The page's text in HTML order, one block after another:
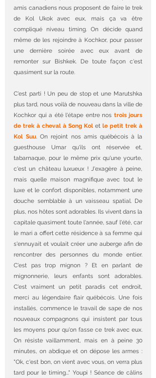
amis canadiens nous proposent de faire le trek
de Kol Ukok avec eux, mais ça va être
compliqué niveau timing. On décide quand
même de les rejoindre à Kochkor, pour passer
une dernière soirée avec eux avant de
remonter sur Bishkek. De toute façon c'est
quasiment sur la route.
C'est parti ! Un peu de stop et une Marutshka
plus tard, nous voilà de nouveau dans la ville de
Kochkor qui a été l'étape entre nos trois jours
de trek à cheval à Song Kol et le petit trek à
Kol Suu. On rejoint nos amis québécois à la
guesthouse Umar qu'ils ont réservée et,
tabarnaque, pour le même prix qu'une yourte,
c'est un château luxueux ! J'exagère à peine,
mais quelle maison magnifique avec tout le
luxe et le confort disponibles, notamment une
douche semblable à un vaisseau spatial. De
plus, nos hôtes sont adorables. Ils vivent dans la
capitale quasiment toute l'année, sauf l'été, car
le mari a offert cette résidence à sa femme qui
s'ennuyait et voulait créer une auberge afin de
rencontrer des personnes du monde entier.
C'est pas trop mignon ? Et en parlant de
mignonnerie, leurs enfants sont adorables.
C'est vraiment un petit paradis cet endroit,
merci au légendaire flair québécois. Une fois
installés, commence le travail de sape de nos
nouveaux compagnons qui insistent par tous
les moyens pour qu'on fasse ce trek avec eux.
On résiste vaillamment, mais en à peine 30
minutes, on abdique et on dépose les armes :
"Ok, c'est bon, on vient avec vous, on verra plus
tard pour le timing..." Youpi ! Séance de câlins